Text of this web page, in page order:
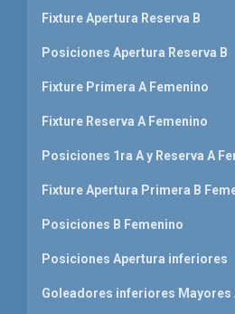
Fixture Apertura Reserva B
Posiciones Apertura Reserva B
Fixture Primera A Femenino
Fixture Reserva A Femenino
Posiciones 1ra A y Reserva A
Fixture Apertura Primera B
Posiciones B Femenino
Posiciones Apertura inferiores
Goleadores inferiores Mayores